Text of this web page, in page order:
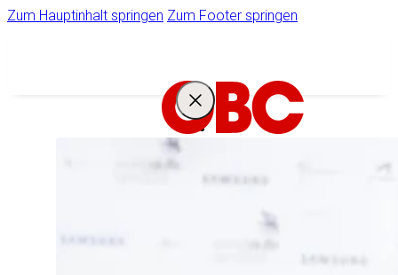
Zum Hauptinhalt springen Zum Footer springen
STARKER